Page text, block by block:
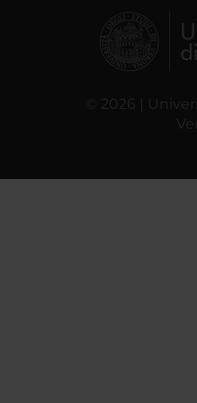
© 2026 |